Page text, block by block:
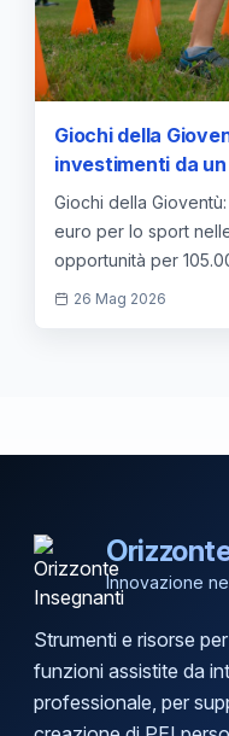
Giochi della
investimenti da
nelle scuole
Giochi della
euro per lo sport
opportunità per
26 Mag 2026
Innovazione
Strumenti e risorse
funzioni assistite da
professionale, per